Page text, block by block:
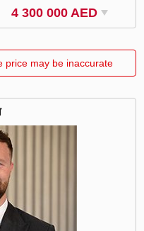
4 300 000 AED
price may be inaccurate